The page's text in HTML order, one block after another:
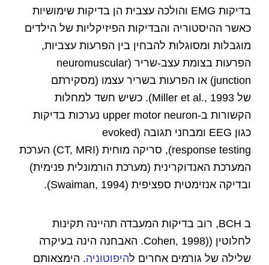
בדיקות EMG והולכה עצבית הן בדיקות שימושיות
כאשר ההיסטוריה והבדיקות הפיזיקליות של הילדים
מוגבלות ומסוגלות להבחין בין הפרעות עצביות,
הפרעות בצומת עצב-שריר (neuromuscular
junction) או הפרעות בשריר עצמו (מסקירתם
של Miller et al., 1993). כשיש חשד למחלות
הקשורות ב-upper motor neuron נערכות בדיקות
כגון EEG ומבחני תגובה (evoked
response testing), סריקה מוחית (CT, MRI) הערכת
המערכת האנדוקרינית (מערכת הורמונלית פנימית)
ובדיקה אנזימטית ספציפית (Swaiman, 1994).
ב BCH, רוב בדיקות המעבדה תהיינה תקינות
לחלוטין ((Cohen, 1998. האבחנה הינה בעיקרה
שלילה של גורמים אחרים להיפוטוניה. הימצאותם